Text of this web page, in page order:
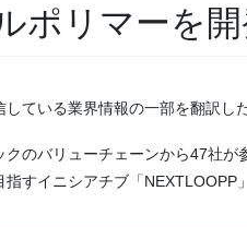
ポリマーを開
ている業界情報の一部を翻訳し
クのバリューチェーンから47社
すイニシアチブ「NEXTLOOPP